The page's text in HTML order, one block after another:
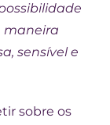
maneira
sensível e
sobre os